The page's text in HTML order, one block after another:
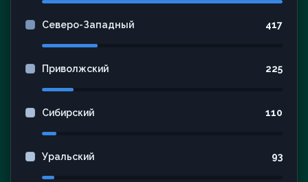
Северо-Западный 417
Приволжский 225
Сибирский 110
Уральский 93